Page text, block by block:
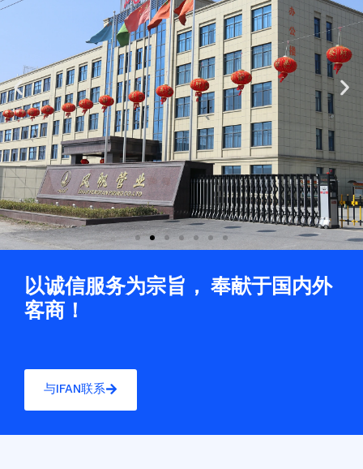
Previous
slide
以诚信服务为宗旨， 奉献于国内外
客商！
与IFAN联系